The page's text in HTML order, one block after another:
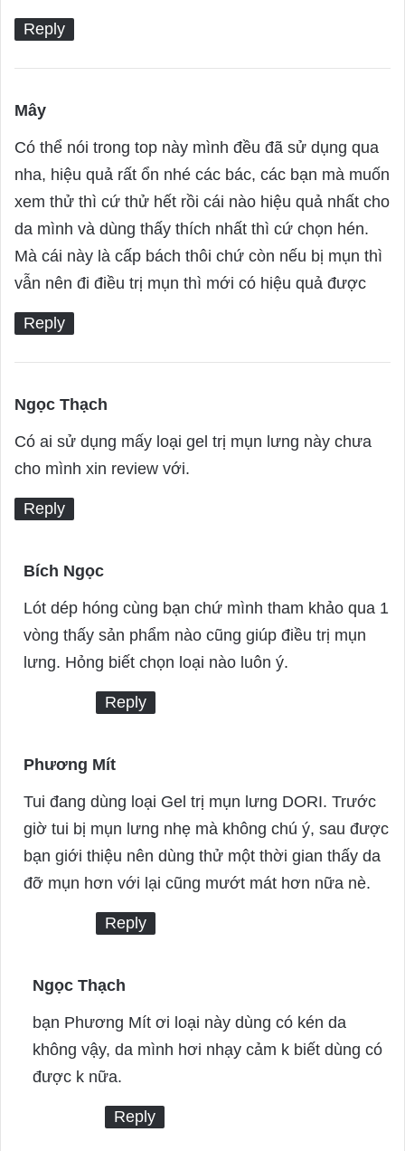
Reply
Mây
a
y
s
:
Có thể nói trong top này mình đều đã sử dụng qua
nha, hiệu quả rất ổn nhé các bác, các bạn mà muốn
xem thử thì cứ thử hết rồi cái nào hiệu quả nhất cho
da mình và dùng thấy thích nhất thì cứ chọn hén.
Mà cái này là cấp bách thôi chứ còn nếu bị mụn thì
vẫn nên đi điều trị mụn thì mới có hiệu quả được
Reply
Ngọc Thạch
a
y
Có ai sử dụng mấy loại gel trị mụn lưng này chưa
cho mình xin review với.
Reply
Bích Ngọc
a
y
s
:
Lót dép hóng cùng bạn chứ mình tham khảo qua 1
vòng thấy sản phẩm nào cũng giúp điều trị mụn
lưng. Hỏng biết chọn loại nào luôn ý.
Reply
Phương Mít
a
y
s
:
Tui đang dùng loại Gel trị mụn lưng DORI. Trước
giờ tui bị mụn lưng nhẹ mà không chú ý, sau được
bạn giới thiệu nên dùng thử một thời gian thấy da
đỡ mụn hơn với lại cũng mướt mát hơn nữa nè.
Reply
Ngọc Thạch
a
y
:
bạn Phương Mít ơi loại này dùng có kén da
không vậy, da mình hơi nhạy cảm k biết dùng có
được k nữa.
Reply